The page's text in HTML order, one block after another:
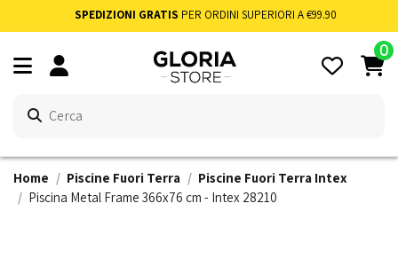
SPEDIZIONI GRATIS PER ORDINI SUPERIORI A €99.90
0
Home Piscine Fuori Terra
Piscine Fuori Terra Intex
Piscina Metal Frame 366x76 cm - Intex 28210